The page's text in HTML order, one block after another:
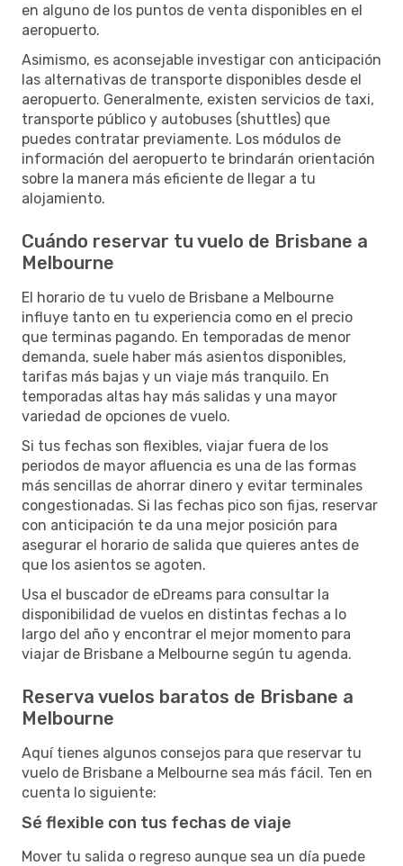
en alguno de los puntos de venta disponibles en el
aeropuerto.
Asimismo, es aconsejable investigar con anticipación
las alternativas de transporte disponibles desde el
aeropuerto. Generalmente, existen servicios de taxi,
transporte público y autobuses (shuttles) que
puedes contratar previamente. Los módulos de
información del aeropuerto te brindarán orientación
sobre la manera más eficiente de llegar a tu
alojamiento.
Cuándo reservar tu vuelo de Brisbane a
Melbourne
El horario de tu vuelo de Brisbane a Melbourne
influye tanto en tu experiencia como en el precio
que terminas pagando. En temporadas de menor
demanda, suele haber más asientos disponibles,
tarifas más bajas y un viaje más tranquilo. En
temporadas altas hay más salidas y una mayor
variedad de opciones de vuelo.
Si tus fechas son flexibles, viajar fuera de los
periodos de mayor afluencia es una de las formas
más sencillas de ahorrar dinero y evitar terminales
congestionadas. Si las fechas pico son fijas, reservar
con anticipación te da una mejor posición para
asegurar el horario de salida que quieres antes de
que los asientos se agoten.
Usa el buscador de eDreams para consultar la
disponibilidad de vuelos en distintas fechas a lo
largo del año y encontrar el mejor momento para
viajar de Brisbane a Melbourne según tu agenda.
Reserva vuelos baratos de Brisbane a
Melbourne
Aquí tienes algunos consejos para que reservar tu
vuelo de Brisbane a Melbourne sea más fácil. Ten en
cuenta lo siguiente:
Sé flexible con tus fechas de viaje
Mover tu salida o regreso aunque sea un día puede